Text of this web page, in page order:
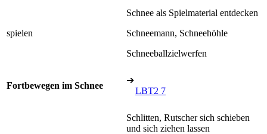
spielen
Schnee als Spielmaterial entdecken
Schneemann, Schneehöhle
Schneeballzielwerfen
Fortbewegen im Schnee
➔
LBT2 7
Schlitten, Rutscher sich schieben
und sich ziehen lassen